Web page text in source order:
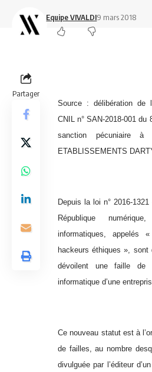
Equipe VIVALDI9 mars 2018
Partager
Source : délibération de
CNIL n° SAN-2018-001 du
sanction pécuniaire à
ETABLISSEMENTS
Depuis la loi n° 2016-
République
informatiques,
hackeurs éthiques », sont
dévoilent une faille de
informatique d’une
Ce nouveau statut est à
de failles, au nombre
divulguée par l’éditeur